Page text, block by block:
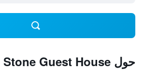
حول Red Stone Guest House